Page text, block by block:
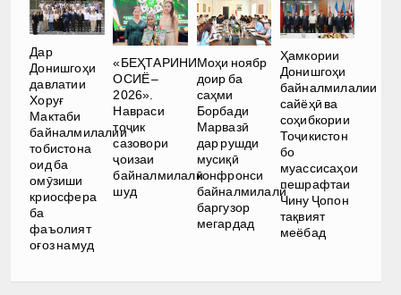
Дар
Донишгоҳи
давлатии
Хоруғ
Мактаби
байналмилалии
тобистона
оид ба
омӯзиши
криосфера
ба
фаъолият
оғоз намуд
«БЕҲТАРИНИ
ОСИЁ –
2026».
Навраси
тоҷик
сазовори
ҷоизаи
байналмилалӣ
шуд
Моҳи ноябр
доир ба
саҳми
Борбади
Марвазӣ
дар рушди
мусиқӣ
конфронси
байналмилалӣ
баргузор
мегардад
Ҳамкории
Донишгоҳи
байналмилалии
сайёҳӣ ва
соҳибкории
Тоҷикистон
бо
муассисаҳои
пешрафтаи
Чину Ҷопон
тақвият
меёбад